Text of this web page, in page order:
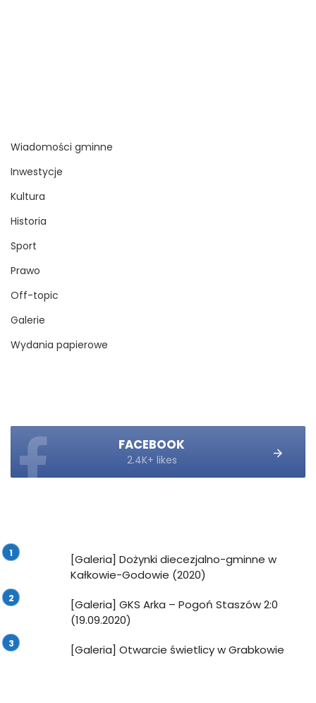
Wiadomości gminne
Inwestycje
Kultura
Historia
Sport
Prawo
Off-topic
Galerie
Wydania papierowe
FACEBOOK
2.4K+ likes
[Galeria] Dożynki diecezjalno-gminne w
Kałkowie-Godowie (2020)
[Galeria] GKS Arka – Pogoń Staszów 2:0
(19.09.2020)
[Galeria] Otwarcie świetlicy w Grabkowie